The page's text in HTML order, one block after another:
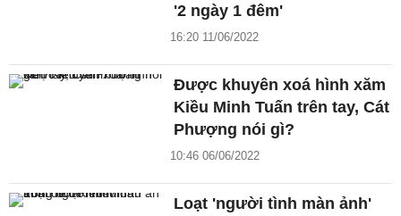
'2 ngày 1 đêm'
16:20 11/06/2022
Được khuyên xoá hình xăm
Kiều Minh Tuấn trên tay, Cát
Phượng nói gì?
10:46 06/06/2022
Loạt 'người tình màn ảnh'